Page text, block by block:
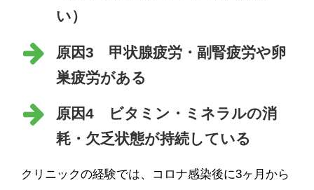
い）
原因3 甲状腺疲労・副腎疲労や卵
巣疲労がある
原因4 ビタミン・ミネラルの消
耗・欠乏状態が持続している
クリニックの経験では、コロナ感染後に3ヶ月から